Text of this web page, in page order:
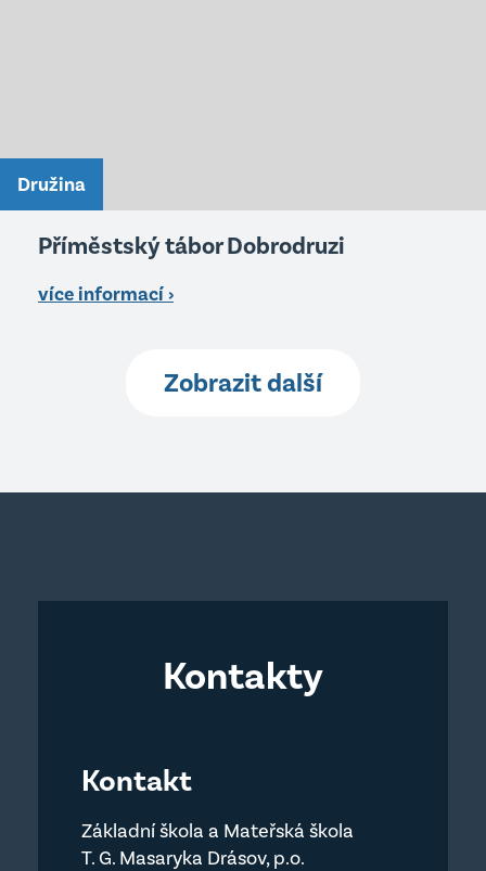
Družina
Příměstský tábor Dobrodruzi
více informací ›
Zobrazit další
Kontakty
Kontakt
Základní škola a Mateřská škola
T. G. Masaryka Drásov, p.o.